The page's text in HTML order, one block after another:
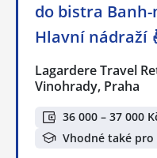
do bistra Banh-
Hlavní nádraží
Lagardere Travel
Vinohrady, Praha
36 000 – 37 000
Vhodné také